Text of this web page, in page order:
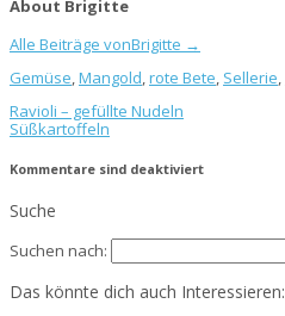
About Brigitte
Alle Beiträge vonBrigitte →
Gemüse,Mangold,rote Bete, Sellerie,
Ravioli – gefüllte Nudeln
Süßkartoffeln
Kommentare sind deaktiviert
Suche
Suchen nach:
Das könnte dich auch Interessieren: